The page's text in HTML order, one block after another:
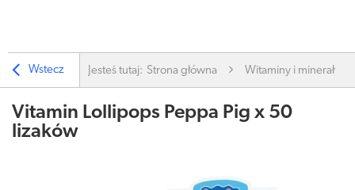
Wstecz Jesteś tutaj: Strona główna Witaminy i minerały
Vitamin Lollipops Peppa Pig x 50
lizaków